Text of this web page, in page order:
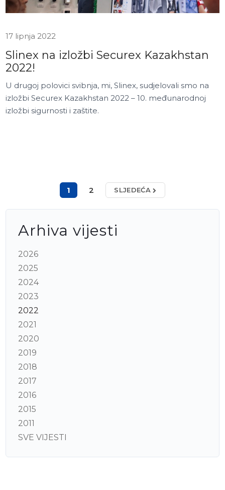
17 lipnja 2022
Slinex na izložbi Securex Kazakhstan
2022!
U drugoj polovici svibnja, mi, Slinex, sudjelovali smo na
izložbi Securex Kazakhstan 2022 – 10. međunarodnoj
izložbi sigurnosti i zaštite.
1 2 SLJEDEĆA
Arhiva vijesti
2026
2025
2024
2023
2022
2021
2020
2019
2018
2017
2016
2015
2011
SVE VIJESTI